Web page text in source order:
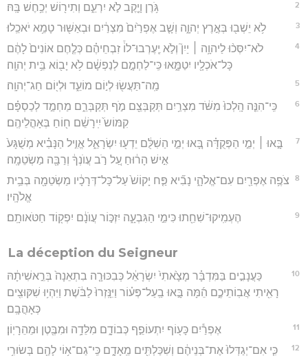
2 גֹּ֥רֶן וָיֶ֖קֶב לֹ֣א יִרְעֵ֑ם וְתִיר֖וֹשׁ יְכַ֥חֶשׁ בָּֽהּ׃
3 לֹ֥א יֵשְׁב֖וּ בְּאֶ֣רֶץ יְהוָ֑ה וְשָׁ֤ב אֶפְרַ֙יִם֙ מִצְרַ֔יִם וּבְאַשּׁ֖וּר טָמֵ֥א יֹאכֵֽלוּ׃
4
לֹא־יִסְּכ֨וּ לַיהוָ֥ה ׀ יַיִן֮ וְלֹ֣א יֶֽעֶרְבוּ־לוֹ֒ זִבְחֵיהֶ֗ם כְּלֶ֤חֶם אוֹנִים֙ לָהֶ֔ם
כָּל־אֹכְלָ֖יו יִטַמָּ֑אוּ כִּֽי־לַחְמָ֣ם לְנַפְשָׁ֔ם לֹ֥א יָב֖וֹא בֵּ֥ית יְהוָֽה׃
5 מַֽה־תַּעֲשׂ֖וּ לְי֣וֹם מוֹעֵ֑ד וּלְי֖וֹם חַג־יְהוָֽה׃
6
כִּֽי־הִנֵּ֤ה הָֽלְכוּ֙ מִשֹּׁ֔ד מִצְרַ֥יִם תְּקַבְּצֵ֖ם מֹ֣ף תְּקַבְּרֵ֑ם מַחְמַ֣ד לְכַסְפָּ֗ם
קִמּוֹשׂ֙ יִֽירָשֵׁ֔ם ח֖וֹחַ בְּאָהֳלֵיהֶֽם׃
7
בָּ֣אוּ ׀ יְמֵ֣י הַפְּקֻדָּ֗ה בָּ֚אוּ יְמֵ֣י הַשִׁלֻּ֔ם יֵדְע֖וּ יִשְׂרָאֵ֑ל אֱוִ֣יל הַנָּבִ֗יא מְשֻׁגָּע֙
אִ֣ישׁ הָר֔וּחַ עַ֚ל רֹ֣ב עֲוֺנְךָ֔ וְרַבָּ֖ה מַשְׂטֵמָֽה׃
8
צֹפֶ֥ה אֶפְרַ֖יִם עִם־אֱלֹהָ֑י נָבִ֞יא פַּ֤ח יָקוֹשׁ֙ עַל־כָּל־דְּרָכָ֔יו מַשְׂטֵמָ֖ה בְּבֵ֥ית
אֱלֹהָֽיו׃
9 הֶעְמִֽיקוּ־שִׁחֵ֖תוּ כִּימֵ֣י הַגִּבְעָ֑ה יִזְכּ֣וֹר עֲוֺנָ֔ם יִפְק֖וֹד חַטֹּאותָֽם׃
La déception du Seigneur
10
כַּעֲנָבִ֣ים בַּמִּדְבָּ֗ר מָצָ֙אתִי֙ יִשְׂרָאֵ֔ל כְּבִכּוּרָ֤ה בִתְאֵנָה֙ בְּרֵ֣אשִׁיתָ֔הּ
רָאִ֖יתִי אֲבֽוֹתֵיכֶ֑ם הֵ֜מָּה בָּ֣אוּ בַֽעַל־פְּע֗וֹר וַיִּנָּֽזְרוּ֙ לַבֹּ֔שֶׁת וַיִּהְי֥וּ שִׁקּוּצִ֖ים
כְּאָהֳבָֽם׃
11 אֶפְרַ֕יִם כָּע֖וֹף יִתְעוֹפֵ֣ף כְּבוֹדָ֑ם מִלֵּדָ֥ה וּמִבֶּ֖טֶן וּמֵהֵרָיֽוֹן׃
12
כִּ֤י אִם־יְגַדְּלוּ֙ אֶת־בְּנֵיהֶ֔ם וְשִׁכַּלְתִּ֖ים מֵֽאָדָ֑ם כִּֽי־גַם־א֥וֹי לָהֶ֖ם בְּשׂוּרִ֥י